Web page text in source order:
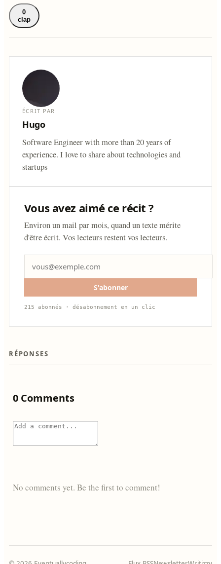
0
clap
ÉCRIT PAR
Hugo
Software Engineer with more than 20 years of
experience. I love to share about technologies and
startups
Vous avez aimé ce récit ?
Environ un mail par mois, quand un texte mérite
d'être écrit. Vos lecteurs restent vos lecteurs.
S'abonner
215 abonnés · désabonnement en un clic
RÉPONSES
0 Comments
No comments yet. Be the first to comment!